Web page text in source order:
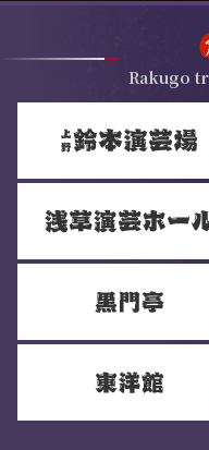
Rakugo